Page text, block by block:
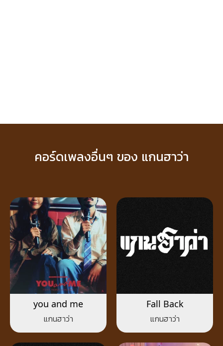
คอร์ดเพลงอื่นๆ ของ แกนฮาว่า
you and me
แกนฮาว่า
Fall Back
แกนฮาว่า